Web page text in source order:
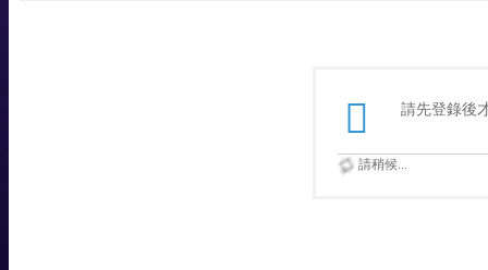
請先登錄後
請稍候...